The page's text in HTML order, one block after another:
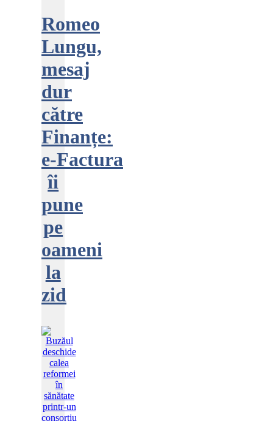
Romeo
Lungu,
mesaj
dur
către
Finanțe:
e‑Factura
îi
pune
pe
oameni
la
zid